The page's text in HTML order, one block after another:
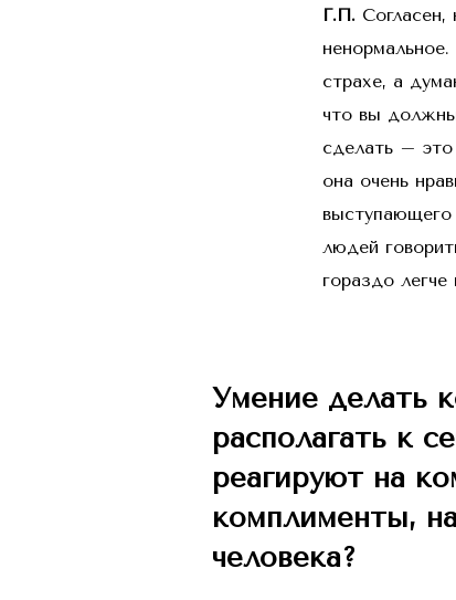
Г.П.
страхе, а
что вы
сделать –
она очень
людей
гораздо
Умение делать
располагать к
реагируют на
комплименты,
человека?